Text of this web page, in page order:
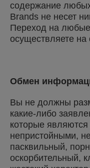
содержание
Brands не несет
Переход на
осуществляете на
Обмен
Вы не должны
какие-либо
которые
непристойными,
пасквильный,
оскорбительный,